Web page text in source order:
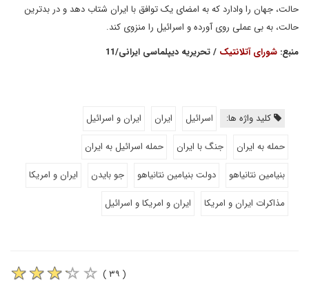
حالت، جهان را وادارد که به امضای یک توافق با ایران شتاب دهد و در بدترین
حالت، به بی عملی روی آورده و اسرائیل را منزوی کند.
منبع: شورای آتلانتیک / تحریریه دیپلماسی ایرانی/11
کلید واژه ها: اسرائیل ایران
ایران و اسرائیل
حمله به ایران
جنگ با ایران
حمله اسرائیل به ایران
بنیامین نتانیاهو
دولت بنیامین نتانیاهو جو بایدن
ایران و امریکا
مذاکرات ایران و امریکا
ایران و امریکا و اسرائیل
( ۳۹ )